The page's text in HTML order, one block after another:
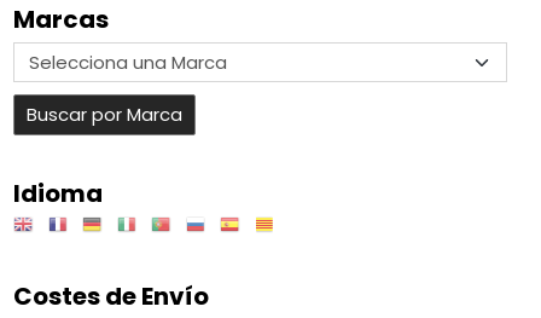
Marcas
Idioma
Costes de Envío